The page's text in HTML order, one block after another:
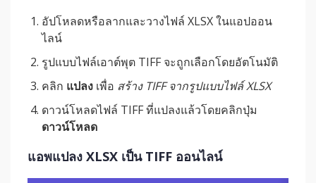
อัปโหลดหรือลากและวางไฟล์ XLSX ในแอปออน
ไลน์
รูปแบบไฟล์เอาต์พุต TIFF จะถูกเลือกโดยอัตโนมัติ
คลิก แปลง เพื่อ สร้าง TIFF จากรูปแบบไฟล์ XLSX
ดาวน์โหลดไฟล์ TIFF ที่แปลงแล้วโดยคลิกปุ่ม
ดาวน์โหลด
แอพแปลง XLSX เป็น TIFF ออนไลน์